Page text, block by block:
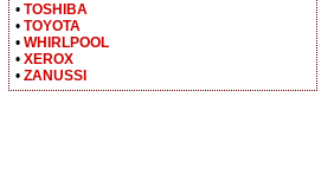
• TOSHIBA
• TOYOTA
• WHIRLPOOL
• XEROX
• ZANUSSI